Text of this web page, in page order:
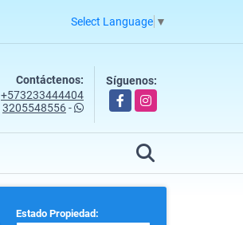
Select Language ▼
Contáctenos:
+573233444404
3205548556-
Síguenos:
FacebookInstagram
Estado Propiedad: